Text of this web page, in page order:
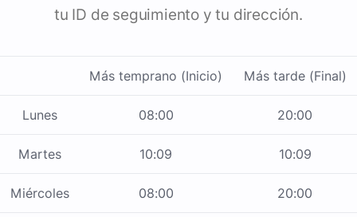
tu ID de seguimiento y tu dirección.
Más temprano (Inicio) Más tarde (Final)
Lunes 08:00 20:00
Martes 10:09 10:09
Miércoles 08:00 20:00